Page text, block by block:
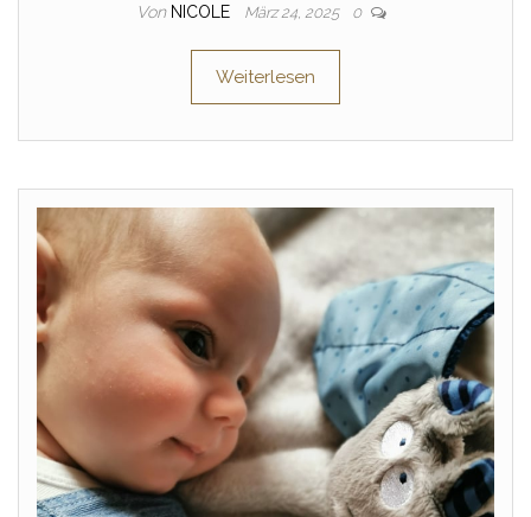
Von NICOLE März 24, 2025 0
Weiterlesen